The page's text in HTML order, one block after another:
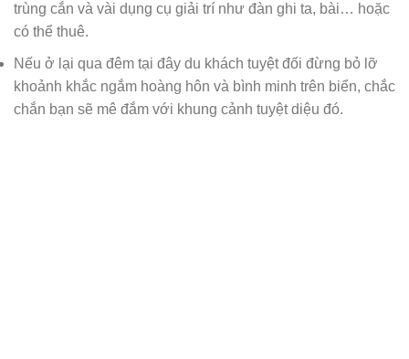
trùng cắn và vài dụng cụ giải trí như đàn ghi ta, bài… hoặc
có thể thuê.
Nếu ở lại qua đêm tại đây du khách tuyệt đối đừng bỏ lỡ
khoảnh khắc ngắm hoàng hôn và bình minh trên biển, chắc
chắn bạn sẽ mê đắm với khung cảnh tuyệt diệu đó.